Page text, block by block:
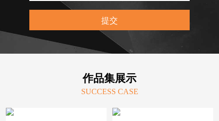
作品集展示
SUCCESS CASE